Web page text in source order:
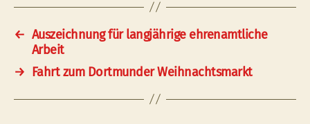
← Auszeichnung für langjährige ehrenamtliche
Arbeit
→ Fahrt zum Dortmunder Weihnachtsmarkt